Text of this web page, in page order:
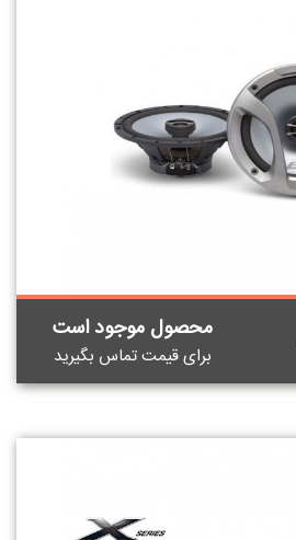
محصول موجود است
برای قيمت تماس بگيريد